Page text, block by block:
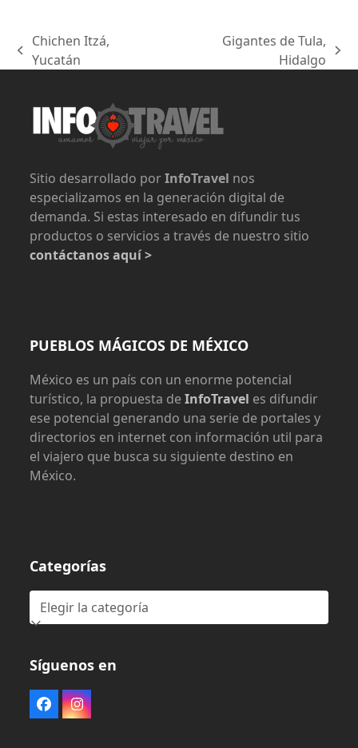
previous
Chichen Itzá,
Yucatán
Gigantes de Tula,
Hidalgo
Sitio desarrollado porInfoTravel nos
especializamos en la generación digital de
demanda. Si estas interesado en difundir tus
productos o servicios a través de nuestro sitio
contáctanos aquí >
PUEBLOS MÁGICOS DE MÉXICO
México es un país con un enorme potencial
turístico, la propuesta deInfoTravel es difundir
ese potencial generando una serie de portales y
directorios en internet con información util para
el viajero que busca su siguiente destino en
México.
Categorías
Categorías
Síguenos en
FacebookInstagram